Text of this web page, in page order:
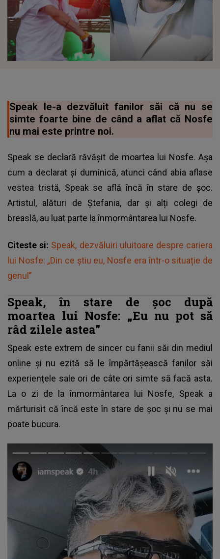
Speak le-a dezvăluit fanilor săi că nu se
simte foarte bine de când a aflat că Nosfe
nu mai este printre noi.
Speak se declară răvășit de moartea lui Nosfe. Așa
cum a declarat și duminică, atunci când abia aflase
vestea tristă, Speak se află încă în stare de șoc.
Artistul, alături de Ștefania, dar și alți colegi de
breaslă, au luat parte la înmormântarea lui Nosfe.
Citeste si: Speak, dezvăluiri uluitoare despre cariera
lui Nosfe: „Din ce știu eu, Nosfe era într-o situație de
genul”
Speak, în stare de șoc după
moartea lui Nosfe: „Eu nu pot să
râd zilele astea”
Speak este extrem de sincer cu fanii săi din mediul
online și nu ezită să le împărtășească fanilor săi
experiențele sale ori de câte ori simte să facă asta.
La o zi de la înmormântarea lui Nosfe, Speak a
mărturisit că încă este în stare de șoc și nu se mai
poate bucura.